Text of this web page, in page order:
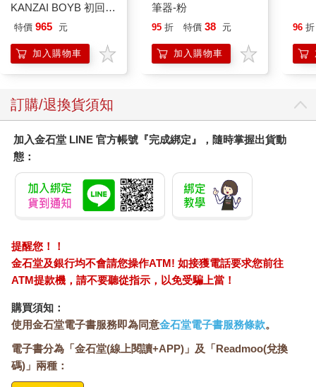
KANZAI BOYB 初回版
B（CD＋GOODS）
特價 965 元
加入購物車
筆器-粉
95 折 特價 38 元
加入購物車
96 折
訂購/退換貨須知
加入金石堂 LINE 官方帳號『完成綁定』，隨時掌握出貨動
態：
提醒您！！
金石堂及銀行均不會請您操作ATM! 如接獲電話要求您前往
ATM提款機，請不要聽從指示，以免受騙上當！
購買須知：
使用金石堂電子書服務即為同意金石堂電子書服務條款。
電子書分為「金石堂(線上閱讀+APP)」及「Readmoo(兌換
碼)」兩種：